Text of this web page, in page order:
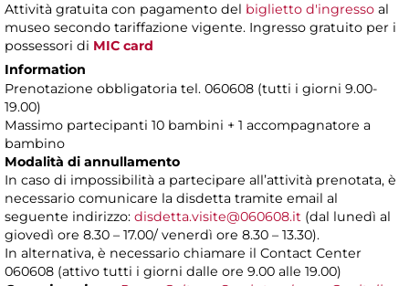
Attività gratuita con pagamento del biglietto d'ingresso al
museo secondo tariffazione vigente. Ingresso gratuito per i
possessori di MIC card
Information
Prenotazione obbligatoria tel. 060608 (tutti i giorni 9.00-
19.00)
Massimo partecipanti 10 bambini + 1 accompagnatore a
bambino
Modalità di annullamento
In caso di impossibilità a partecipare all’attività prenotata, è
necessario comunicare la disdetta tramite email al
seguente indirizzo: disdetta.visite@060608.it (dal lunedì al
giovedì ore 8.30 – 17.00/ venerdì ore 8.30 – 13.30).
In alternativa, è necessario chiamare il Contact Center
060608 (attivo tutti i giorni dalle ore 9.00 alle 19.00)